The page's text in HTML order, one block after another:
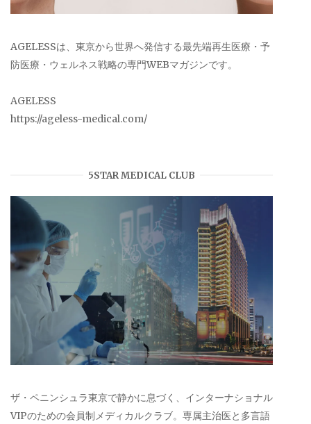
AGELESSは、東京から世界へ発信する最先端再生医療・予
防医療・ウェルネス戦略の専門WEBマガジンです。
AGELESS
https://ageless-medical.com/
5STAR MEDICAL CLUB
ザ・ペニンシュラ東京で静かに息づく、インターナショナル
VIPのための会員制メディカルクラブ。専属主治医と多言語